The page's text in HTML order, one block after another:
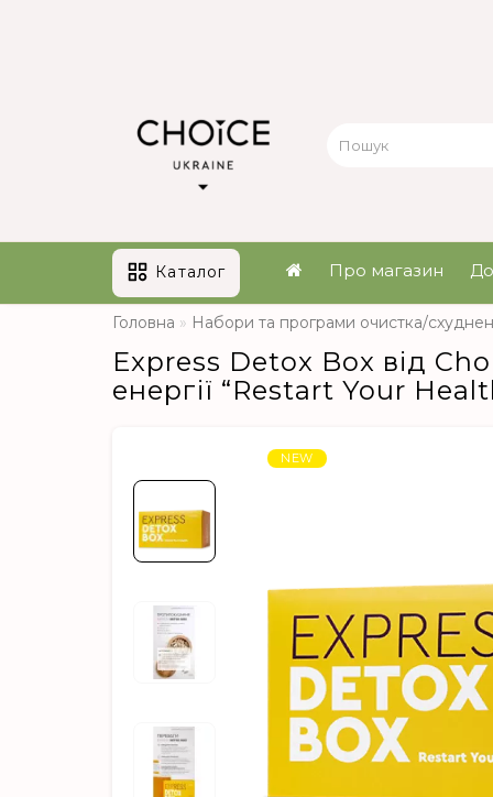
Каталог Про магазин
Головна Набори та програми очистка/
Express Detox Box від
енергії “Restart Your
NEW